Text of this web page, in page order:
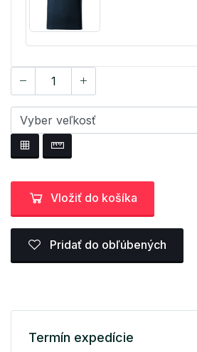
Vložiť do košíka
Pridať do obľúbených
Termín expedície